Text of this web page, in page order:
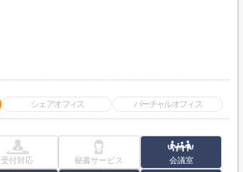
シェアオフィス バーチャルオフィス
受付対応 秘書サービス 会議室